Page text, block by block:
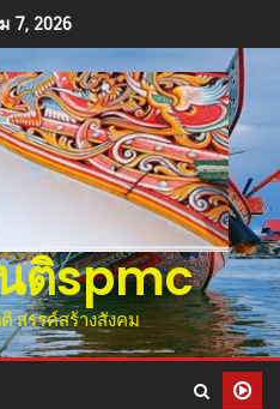
7, 2026
ติspmc
สรรค์สร้างสังคม